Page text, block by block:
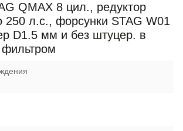
QMAX 8 цил., редуктор
250 л.с., форсунки STAG W01
D1.5 мм и без штуцер. в
фильтром